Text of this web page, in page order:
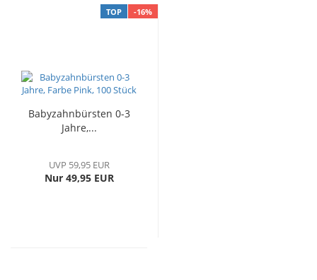
TOP -16%
Babyzahnbürsten 0-3
Jahre,...
UVP 59,95 EUR
Nur 49,95 EUR